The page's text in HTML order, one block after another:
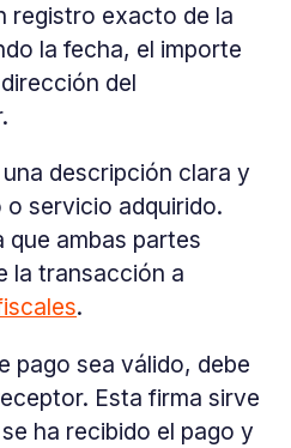
registro exacto de la
la fecha, el importe
del
descripción clara y
servicio adquirido.
que ambas partes
la transacción a
.
pago sea válido, debe
Esta firma sirve
ha recibido el pago y